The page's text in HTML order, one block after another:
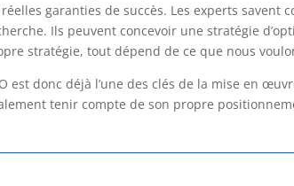
garanties de succès. Les experts savent
Ils peuvent concevoir une stratégie
stratégie, tout dépend de ce que nous
est donc déjà l’une des clés de la mise en
tenir compte de son propre